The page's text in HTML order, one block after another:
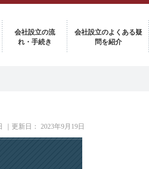
会社設立の流
れ・手続き
会社設立のよくある疑
問を紹介
｜更新日： 2023年9月19日